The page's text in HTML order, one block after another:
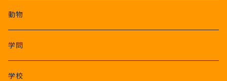
動物
学問
学校